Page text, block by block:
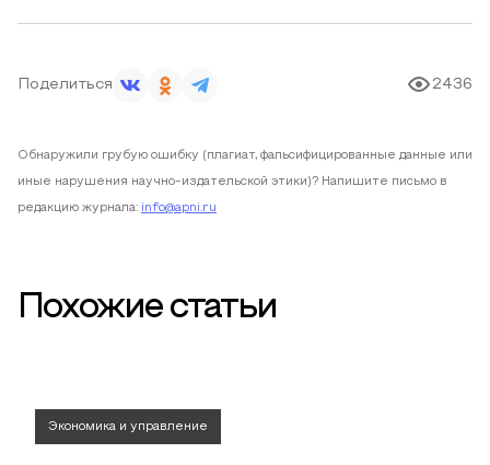
Поделиться 2436
Обнаружили грубую ошибку (плагиат, фальсифицированные данные или
иные нарушения научно-издательской этики)? Напишите письмо в
редакцию журнала: info@apni.ru
Похожие статьи
Экономика и управление